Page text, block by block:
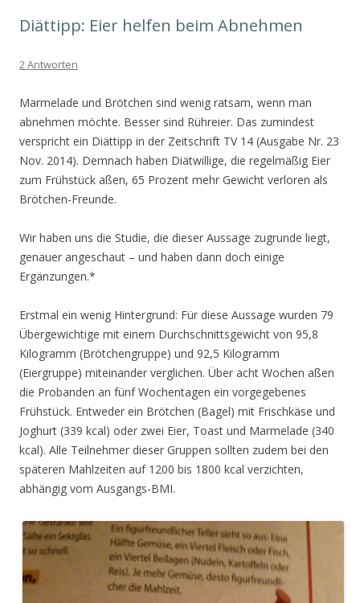
Diättipp: Eier helfen beim Abnehmen
2 Antworten
Marmelade und Brötchen sind wenig ratsam, wenn man
abnehmen möchte. Besser sind Rühreier. Das zumindest
verspricht ein Diättipp in der Zeitschrift TV 14 (Ausgabe Nr. 23
Nov. 2014). Demnach haben Diätwillige, die regelmäßig Eier
zum Frühstück aßen, 65 Prozent mehr Gewicht verloren als
Brötchen-Freunde.
Wir haben uns die Studie, die dieser Aussage zugrunde liegt,
genauer angeschaut – und haben dann doch einige
Ergänzungen.*
Erstmal ein wenig Hintergrund: Für diese Aussage wurden 79
Übergewichtige mit einem Durchschnittsgewicht von 95,8
Kilogramm (Brötchengruppe) und 92,5 Kilogramm
(Eiergruppe) miteinander verglichen. Über acht Wochen aßen
die Probanden an fünf Wochentagen ein vorgegebenes
Frühstück. Entweder ein Brötchen (Bagel) mit Frischkäse und
Joghurt (339 kcal) oder zwei Eier, Toast und Marmelade (340
kcal). Alle Teilnehmer dieser Gruppen sollten zudem bei den
späteren Mahlzeiten auf 1200 bis 1800 kcal verzichten,
abhängig vom Ausgangs-BMI.